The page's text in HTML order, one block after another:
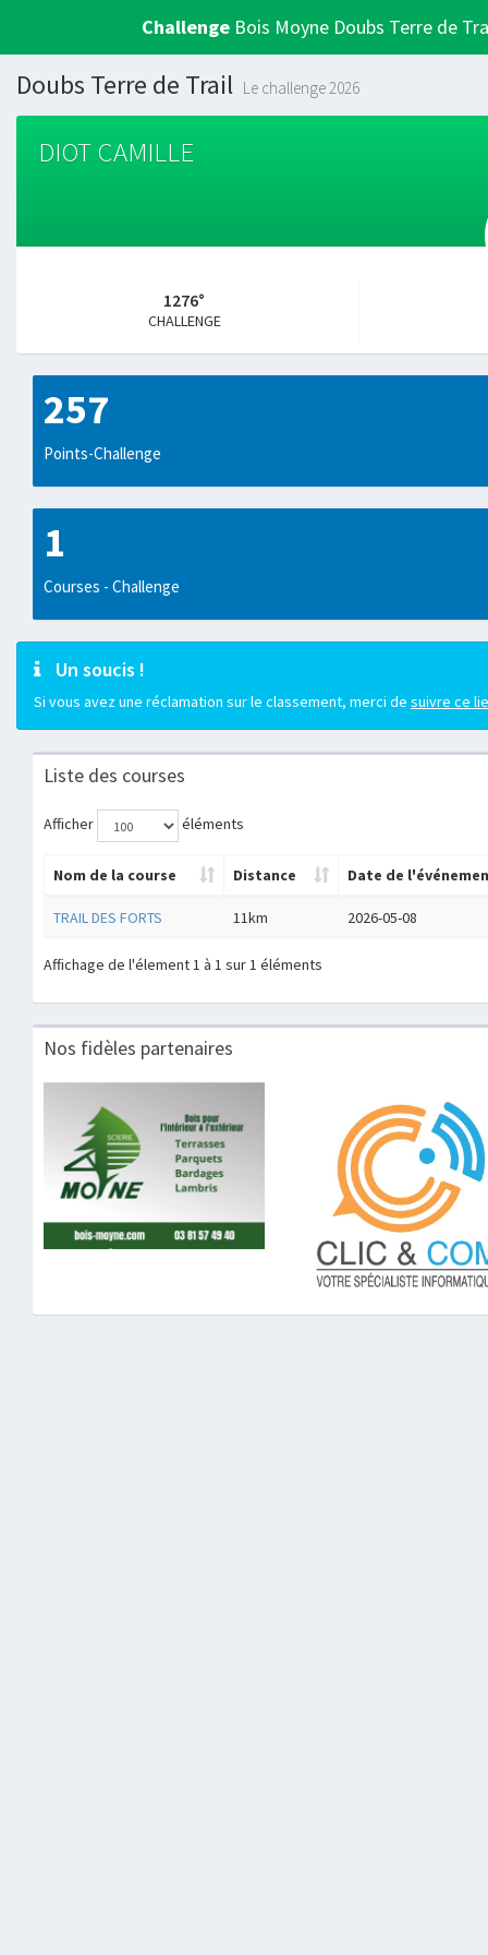
Challenge Bois Moyne Doubs Terre de
Doubs Terre de Trail Le challenge 2026
DIOT CAMILLE
1276°
CHALLENGE
257
Points-Challenge
1
Courses - Challenge
Un soucis !
Si vous avez une réclamation sur le classement, merci de suivre ce
Liste des courses
Afficher éléments
Nom de la course Distance Date de
TRAIL DES FORTS 11km 2026-05-08
Affichage de l'élement 1 à 1 sur 1 éléments
Nos fidèles partenaires